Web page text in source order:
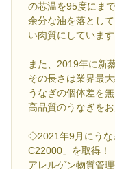
の芯温を95度にま
余分な油を落とし
い肉質にしています
また、2019年に新
その長さは業界最
うなぎの個体差を
高品質のうなぎをお
◇2021年9月にうな
C22000」を取得！
アレルゲン物質管